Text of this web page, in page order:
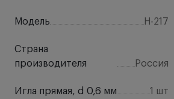
Модель Н-217
Страна
производителя
Россия
Игла прямая, d 0,6 мм 1 шт